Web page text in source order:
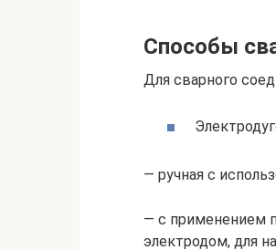
Способы
Для сварного
— ручная с
— с применением
электродом, для